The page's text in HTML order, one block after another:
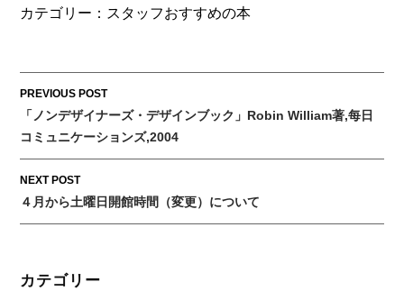
カテゴリー： スタッフおすすめの本
Post
navigation
PREVIOUS POST
「ノンデザイナーズ・デザインブック」Robin William著,每日
コミュニケーションズ,2004
NEXT POST
４月から土曜日開館時間（変更）について
カテゴリー